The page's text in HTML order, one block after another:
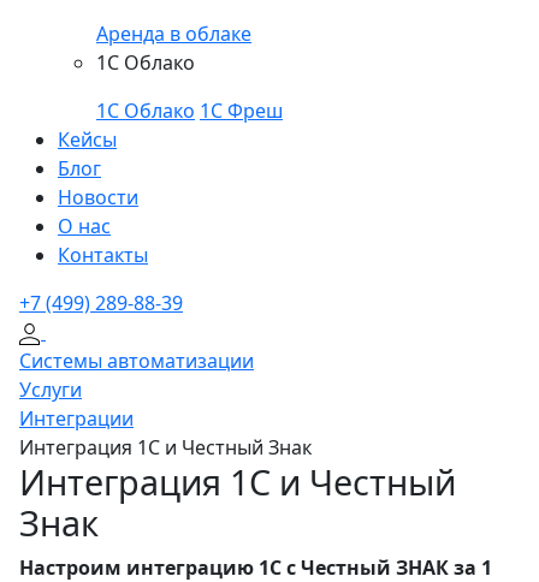
Аренда в облаке
1С Облако
1С Облако 1С Фреш
Кейсы
Блог
Новости
О нас
Контакты
+7 (499) 289-88-39
Системы автоматизации
Услуги
Интеграции
Интеграция 1С и Честный Знак
Интеграция 1С и Честный
Знак
Настроим интеграцию 1С с Честный ЗНАК за 1